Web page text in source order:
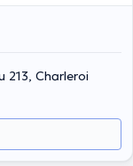
213, Charleroi